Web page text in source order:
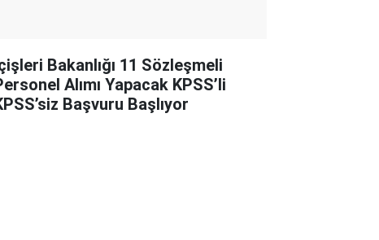
Bakanlığı 11 Sözleşmeli
Alımı Yapacak KPSS’li
Başvuru Başlıyor